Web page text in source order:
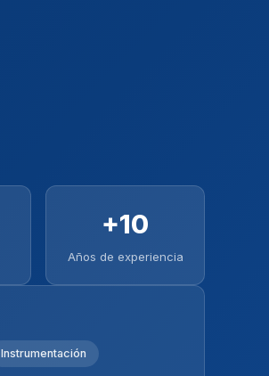
+10
Años de experiencia
Instrumentación